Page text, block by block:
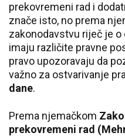
prekovremeni rad i
znače isto, no prema
zakonodavstvu riječ je
imaju različite pravne
pravo upozoravaju da
važno za ostvarivanje
dane.
Prema njemačkom
prekovremeni rad